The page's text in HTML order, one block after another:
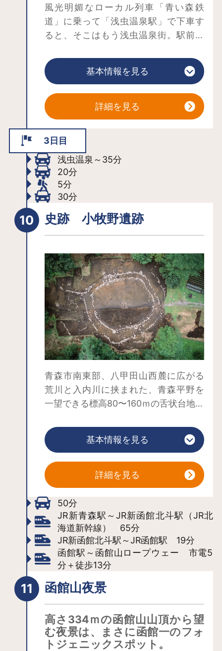
風光明媚なローカル列車「青い森鉄
道」に乗って「浅虫温泉駅」で下車す
ると、そこはもう浅虫温泉街。駅前に
めてくれます。駅の東側と西側とで町
の風情が変わり、東側はレトロな温泉
になっています。
や食堂があり、懐かしい日本の温泉街
といった雰囲気。温泉につけるだけで
まご場」や、消化器系の慢性疾患等に
効能があるとされる「飲泉所」もあり
ます。「森林浴の森100選」に選ばれた
「浅虫温泉森林公園」や、イルカショ
ーが好評な「浅虫水族館」も駅の東側
にあります。
基本情報を見る
詳細を見る
3日目
浅虫温泉～35分
20分
5分
30分
史跡 小牧野遺跡
青森市南東部、八甲田山西麓に広がる
荒川と入内川に挟まれた、青森平野を
一望できる標高80〜160ｍの舌状台地上
2,000年頃)の環状列石です。環状列石
は、中央帯が直径2.5ｍ、内帯が直径29
ように配置され、さらにその周りを囲
むように直径4ｍ前後の環状配石や一部
四重となる列石などが配置されてお
り、全体では直径55ｍにものぼりま
す。環状列石の内帯や外帯は、平らな
石を縦横に繰り返し、あたかも石垣を
築くように並べられています。この縦
横交互の列石は全国的にも珍しく、“小
牧野式”配列(配石)とも呼ばれていま
基本情報を見る
詳細を見る
50分
JR新青森駅～JR新函館北斗駅（JR北
海道新幹線） 65分
JR新函館北斗駅～JR函館駅 19分
函館駅～函館山ロープウェー 市電5
分＋徒歩13分
函館山夜景
高さ334ｍの函館山山頂から望
む夜景は、まさに函館一のフォ
トジェニックスポット。